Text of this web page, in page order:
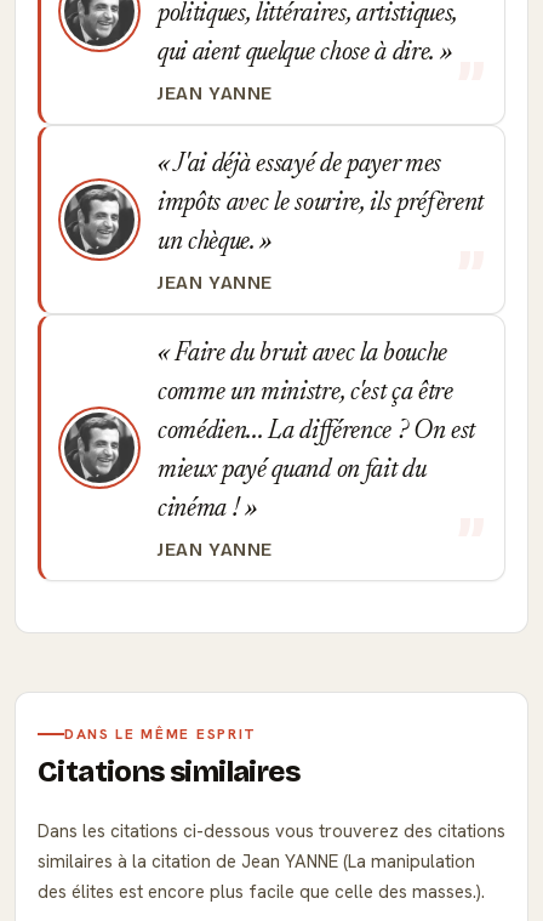
politiques, littéraires, artistiques,
qui aient quelque chose à dire.
JEAN YANNE
J'ai déjà essayé de payer mes
impôts avec le sourire, ils préfèrent
un chèque.
JEAN YANNE
Faire du bruit avec la bouche
comme un ministre, c'est ça être
comédien... La différence ? On est
mieux payé quand on fait du
cinéma !
JEAN YANNE
DANS LE MÊME ESPRIT
Citations similaires
Dans les citations ci-dessous vous trouverez des citations
similaires à la citation de Jean YANNE (La manipulation
des élites est encore plus facile que celle des masses.).